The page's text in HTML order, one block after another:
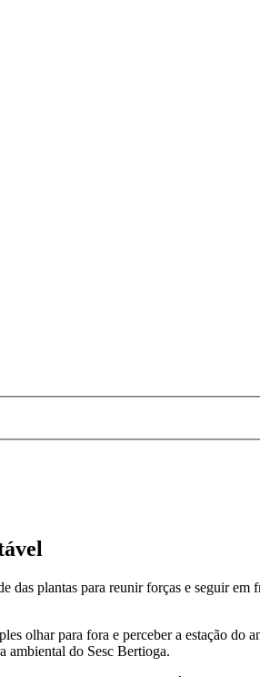
plantas para reunir forças e seguir
olhar para fora e perceber a estação do
ambiental do Sesc Bertioga.